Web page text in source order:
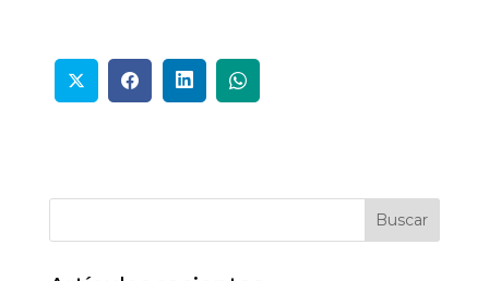
Buscar